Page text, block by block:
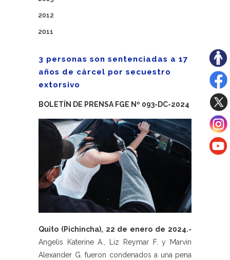
2012
2011
3 personas son sentenciadas a 17
años de cárcel por secuestro
extorsivo
BOLETÍN DE PRENSA FGE Nº 093-DC-2024
Quito (Pichincha), 22 de enero de 2024.-
Angelis Katerine A., Liz Reymar F. y Marvin
Alexander G. fueron condenados a una pena